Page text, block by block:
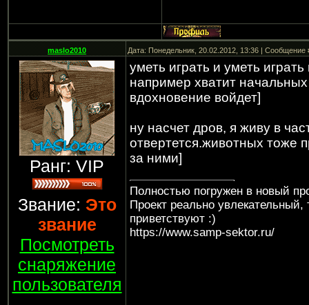
maslo2010 Дата: Понедельник, 20.02.2012, 13:36 | Сообщение
Ранг: VIP
Звание: Это
звание
Посмотреть
снаряжение
пользователя
уметь играть и уметь
например хватит
вдохновение войдет]
ну насчет дров, я живу в
отвертется.животных тоже
за ними]
Полностью погружен в новый
Проект реально
приветствуют :)
https://www.samp-sektor.ru/